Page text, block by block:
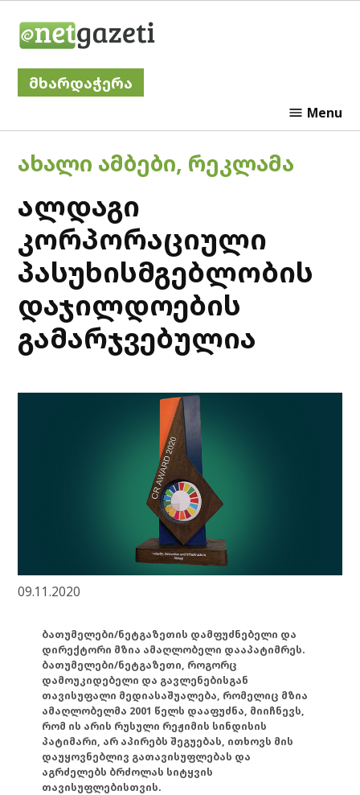
მხარდაჭერა
Menu
POSTED
ᲐᲮᲐᲚᲘ ᲐᲛᲑᲔᲑᲘ, ᲠᲔᲙᲚᲐᲛᲐ
ალდაგი
კორპორაციული
პასუხისმგებლობის
დაჯილდოების
გამარჯვებულია
09.11.2020
ბათუმელები/ნეტგაზეთის დამფუძნებელი და
დირექტორი მზია ამაღლობელი დააპატიმრეს.
ბათუმელები/ნეტგაზეთი, როგორც
დამოუკიდებელი და გავლენებისგან
თავისუფალი მედიასაშუალება, რომელიც მზია
ამაღლობელმა 2001 წელს დააფუძნა, მიიჩნევს,
რომ ის არის რუსული რეჟიმის სინდისის
პატიმარი, არ აპირებს შეგუებას, ითხოვს მის
დაუყოვნებლივ გათავისუფლებას და
აგრძელებს ბრძოლას სიტყვის
თავისუფლებისთვის.